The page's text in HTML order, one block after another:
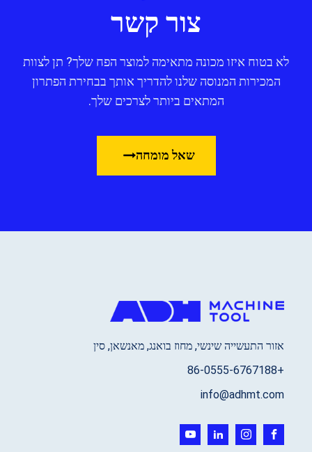
צור קשר
לא בטוח איזו מכונה מתאימה למוצר הפח שלך? תן לצוות
המכירות המנוסה שלנו להדריך אותך בבחירת הפתרון
המתאים ביותר לצרכים שלך.
שאל מומחה
אזור התעשייה שינשי, מחוז בואנג, מאנשאן, סין
+86-0555-6767188
info@adhmt.com